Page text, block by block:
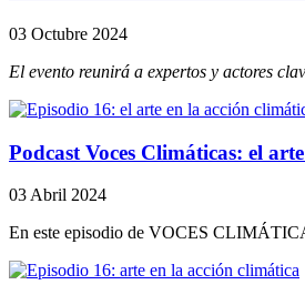
03 Octubre 2024
El evento reunirá a expertos y actores
Podcast Voces Climáticas: el
03 Abril 2024
En este episodio de VOCES